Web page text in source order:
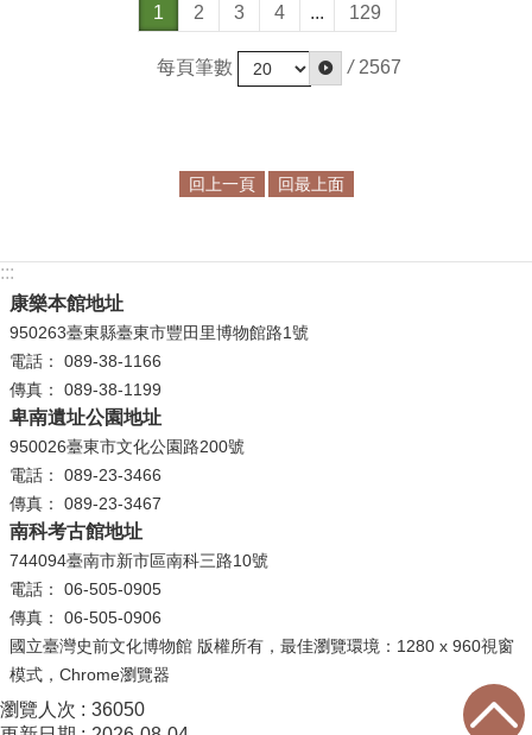
1 2 3 4 ... 129
每頁筆數 / 2567
回上一頁 回最上面
:::
康樂本館地址
950263臺東縣臺東市豐田里博物館路1號
電話： 089-38-1166
傳真： 089-38-1199
卑南遺址公園地址
950026臺東市文化公園路200號
電話： 089-23-3466
傳真： 089-23-3467
南科考古館地址
744094臺南市新市區南科三路10號
電話： 06-505-0905
傳真： 06-505-0906
國立臺灣史前文化博物館 版權所有，最佳瀏覽環境：1280 x 960視窗
模式，Chrome瀏覽器
瀏覽人次
36050